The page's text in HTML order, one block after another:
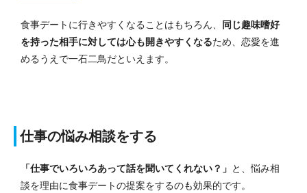
食事デートに行きやすくなることはもちろん、 同じ趣味嗜好
を持った相手に対しては心も開きやすくなるため、恋愛を進
めるうえで一石二鳥だといえます。
仕事の悩み相談をする
「仕事でいろいろあって話を聞いてくれない？」 と、悩み相
談を理由に食事デートの提案をするのも効果的です。